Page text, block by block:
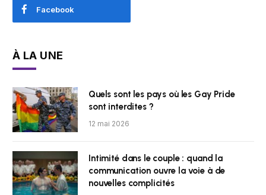
Facebook
À LA UNE
Quels sont les pays où les Gay Pride
sont interdites ?
12 mai 2026
Intimité dans le couple : quand la
communication ouvre la voie à de
nouvelles complicités